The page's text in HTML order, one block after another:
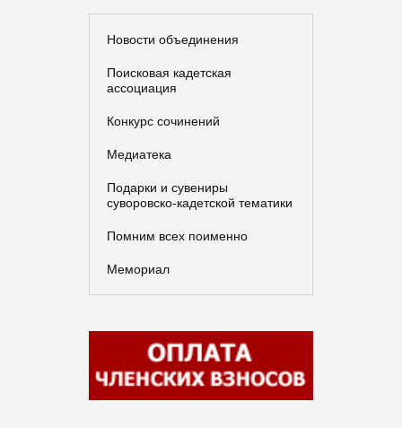
Новости объединения
Поисковая кадетская
ассоциация
Конкурс сочинений
Медиатека
Подарки и сувениры
суворовско-кадетской тематики
Помним всех поименно
Мемориал